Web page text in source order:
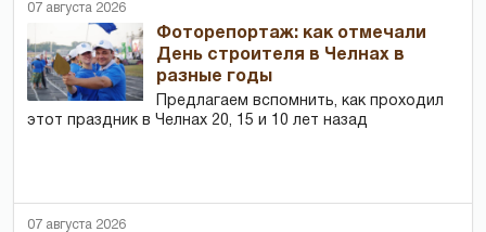
07 августа 2026
Фоторепортаж: как отмечали
День строителя в Челнах в
разные годы
Предлагаем вспомнить, как проходил
этот праздник в Челнах 20, 15 и 10 лет назад
07 августа 2026